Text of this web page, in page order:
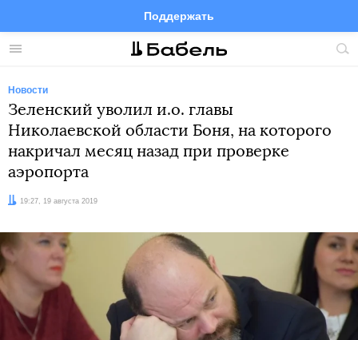
Меню
Поддержать
FacebookTelegramTwitter
Новости
Зеленский уволил и.о. главы
Николаевской области Боня, на которого
накричал месяц назад при проверке
аэропорта
Дата:19:27, 19 августа 2019